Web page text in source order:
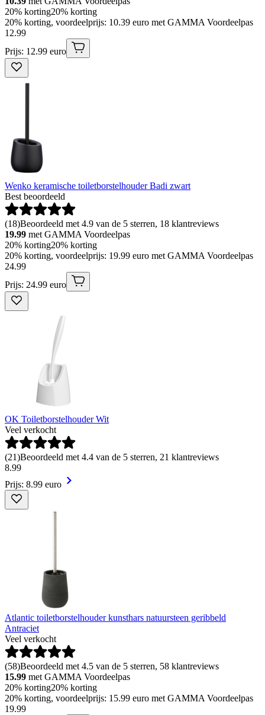
20% korting20% korting
20% korting, voordeelprijs: 10.39 euro met GAMMA Voordeelpas
12.99
Prijs: 12.99 euro
Wenko keramische toiletborstelhouder Badi zwart
Best beoordeeld
(18)Beoordeeld met 4.9 van de 5 sterren, 18 klantreviews
19.99 met GAMMA Voordeelpas
20% korting20% korting
20% korting, voordeelprijs: 19.99 euro met GAMMA Voordeelpas
24.99
Prijs: 24.99 euro
OK Toiletborstelhouder Wit
Veel verkocht
(21)Beoordeeld met 4.4 van de 5 sterren, 21 klantreviews
8.99
Prijs: 8.99 euro
Atlantic toiletborstelhouder kunsthars natuursteen geribbeld
Antraciet
Veel verkocht
(58)Beoordeeld met 4.5 van de 5 sterren, 58 klantreviews
15.99 met GAMMA Voordeelpas
20% korting20% korting
20% korting, voordeelprijs: 15.99 euro met GAMMA Voordeelpas
19.99